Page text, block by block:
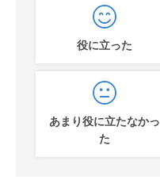
役に立った
あまり役に立たなかっ
た